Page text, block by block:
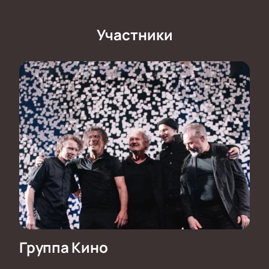
Где пройдет концерт группы “Кино” в
Представление “Кино” планируется провести на
“Платинум Арене” – современном спортивно-
развлекательном комплексе, принимающем
спортивные и культурные события. На стадионе
проводился чемпионат России по фигурному
катанию. Он выступает домашней площадкой
хоккейного клуба КХЛ “Сокол”. Вместимость
“Платинум Арены” составляет 7 000 зрителей.
Как купить билеты на концерт “Кино” в
Красноярске 11 ноября?
Забронировать места на выступление
легендарного рок-коллектива “Кино” можно на
нашем сайте. Заказ можно сделать всего за
несколько минут: выберите свободное место на
Участники
Группа Кино